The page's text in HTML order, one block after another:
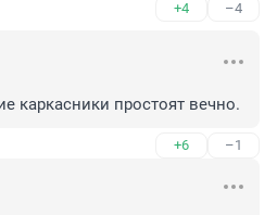
+4 –4
каркасники простоят вечно.
+6 –1